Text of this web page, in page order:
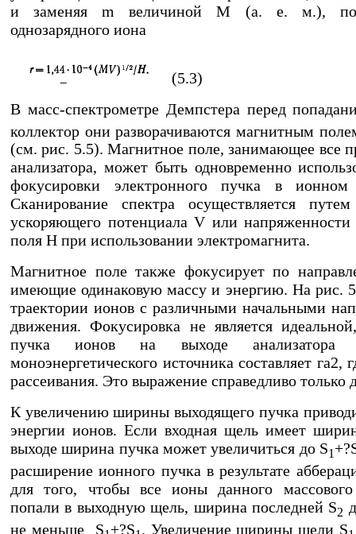
и заменяя m величиной M (а. е. м.),
однозарядного иона
(5.3)
В масс-спектрометре Демпстера перед
коллектор они разворачиваются магнитным
(см. рис. 5.5). Магнитное поле, занимающее все
анализатора, может быть одновременно
фокусировки электронного пучка в ионном
Сканирование спектра осуществляется
ускоряющего потенциала V или напряженности
поля H при использовании электромагнита.
Магнитное поле также фокусирует по
имеющие одинаковую массу и энергию. На рис.
траектории ионов с различными начальными
движения. Фокусировка не является
пучка ионов на выходе анализатора
моноэнергетического источника составляет га2,
рассеивания. Это выражение справедливо только
К увеличению ширины выходящего пучка
энергии ионов. Если входная щель имеет
выходе ширина пучка может увеличиться до S1
расширение ионного пучка в результате
для того, чтобы все ионы данного
попали в выходную щель, ширина последней S2
не меньше S +?S . Увеличение ширины щели S